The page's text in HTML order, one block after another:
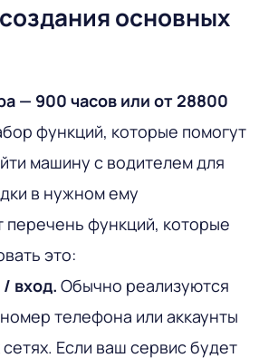
основных
— 900 часов или от 28800
функций, которые помогут
машину с водителем для
в нужном ему
перечень функций, которые
это:
вход. Обычно реализуются
телефона или аккаунты
Если ваш сервис будет